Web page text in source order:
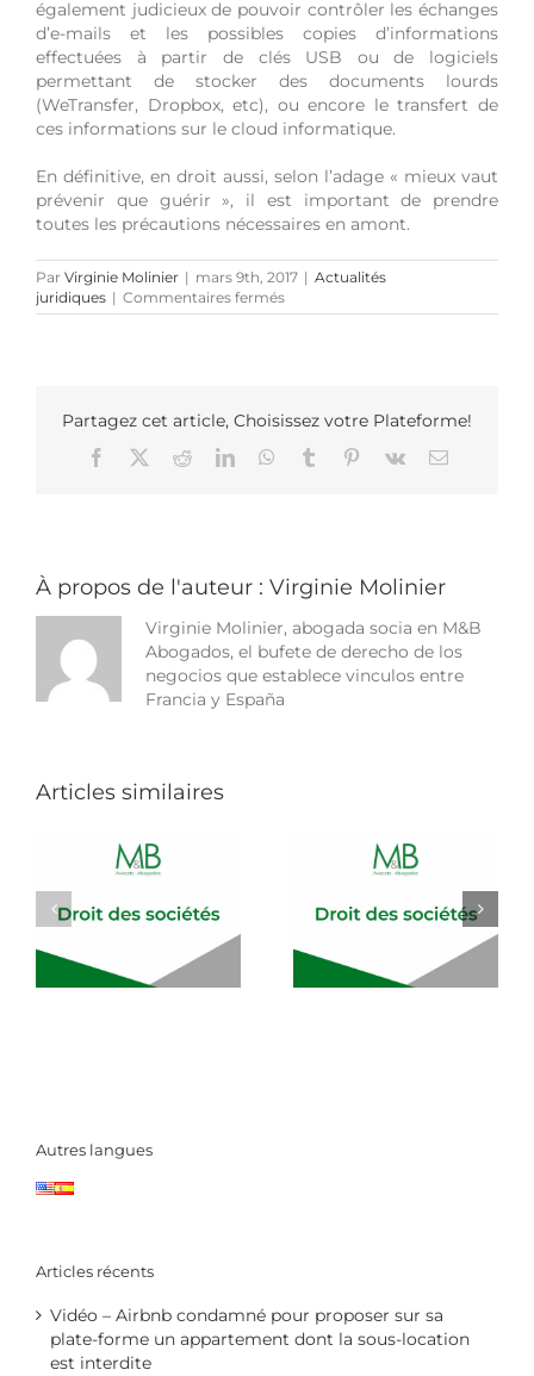
également judicieux de pouvoir contrôler les échanges
d’e-mails et les possibles copies d’informations
effectuées à partir de clés USB ou de logiciels
permettant de stocker des documents lourds
(WeTransfer, Dropbox, etc), ou encore le transfert de
ces informations sur le cloud informatique.
En définitive, en droit aussi, selon l’adage « mieux vaut
prévenir que guérir », il est important de prendre
toutes les précautions nécessaires en amont.
Par Virginie Molinier | mars 9th, 2017 | Actualités
juridiques | Commentaires ferméssur
Le
liberté
tempéré
Partagez cet article, Choisissez votre Plateforme!
Facebook RedditLinkedInWhatsApp
Tumblr Pinterest
Vk Email
À propos de l'auteur : Virginie Molinier
Virginie Molinier, abogada socia en M&B
Abogados, el bufete de derecho de los
negocios que establece vinculos entre
Francia y España
Articles similaires
Autres langues
Articles récents
Vidéo – Airbnb condamné pour proposer sur sa
plate-forme un appartement dont la sous-location
est interdite